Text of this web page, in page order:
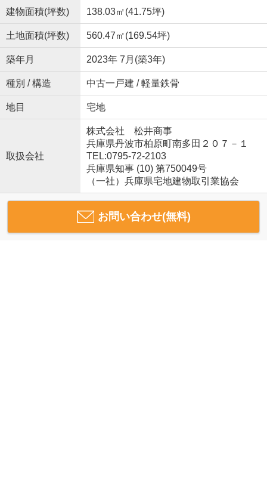
建物面積(坪数) 138.03㎡(41.75坪)
土地面積(坪数) 560.47㎡(169.54坪)
築年月 2023年 7月(築3年)
種別 / 構造 中古一戸建 / 軽量鉄骨
地目 宅地
取扱会社
株式会社 松井商事
兵庫県丹波市柏原町南多田２０７－１
TEL:0795-72-2103
兵庫県知事 (10) 第750049号
（一社）兵庫県宅地建物取引業協会
お問い合わせ(無料)